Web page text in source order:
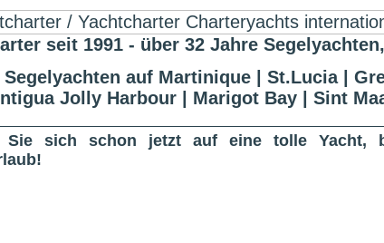
seit 1991 - über 32 Jahre
auf Martinique | St.Lucia |
Jolly Harbour | Marigot Bay | Sint
Sie sich schon jetzt auf eine tolle Yacht,